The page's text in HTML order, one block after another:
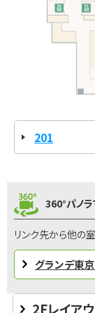
201
360°パノ
リンク先から他の
グランデ東
2Fレイア